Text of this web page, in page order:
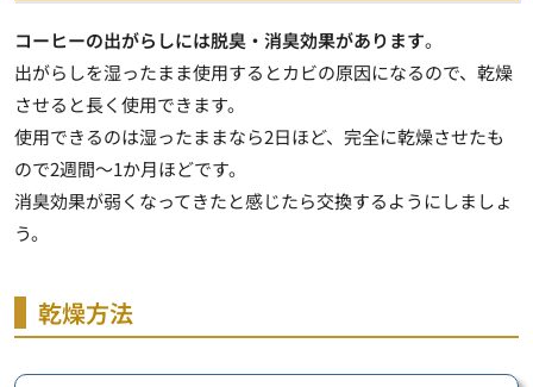
コーヒーの出がらしには脱臭・消臭効果があります。
出がらしを湿ったまま使用するとカビの原因になるので、 乾燥
させると長く使用できます。
使用できるのは湿ったままなら2日ほど、完全に乾燥させたも
ので2週間～1か月ほどです。
消臭効果が弱くなってきたと感じたら交換するようにしましょ
う。
乾燥方法